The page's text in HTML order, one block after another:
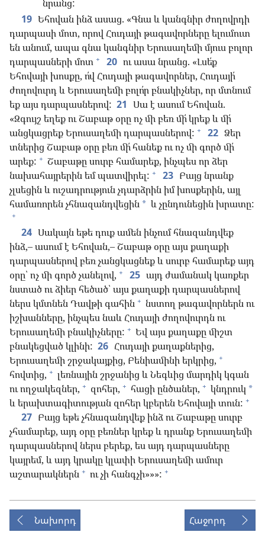
նրանց:
19 Եհովան ինձ ասաց. «Գնա և կանգնիր ժողովրդի
դարպասի մոտ, որով Հուդայի թագավորները ելումուտ
են անում, ապա գնա կանգնիր Երուսաղեմի մյուս բոլոր
դարպասների մոտ + 20 ու ասա նրանց. «Լսե՛ք
Եհովայի խոսքը, ո՛վ Հուդայի թագավորներ, Հուդայի՛
ժողովուրդ և Երուսաղեմի բոլո՛ր բնակիչներ, որ մտնում
եք այս դարպասներով: 21 Սա է ասում Եհովան.
«Զգույշ եղեք ու Շաբաթ օրը ոչ մի բեռ մի՛ կրեք և մի՛
անցկացրեք Երուսաղեմի դարպասներով: + 22 Ձեր
տներից Շաբաթ օրը բեռ մի՛ հանեք ու ոչ մի գործ մի՛
արեք: + Շաբաթը սուրբ համարեք, ինչպես որ ձեր
նախահայրերին եմ պատվիրել: + 23 Բայց նրանք
չլսեցին և ուշադրություն չդարձրին իմ խոսքերին, այլ
համառորեն չհնազանդվեցին * և չընդունեցին խրատը:
+
24 Սակայն եթե դուք ամեն ինչում հնազանդվեք
ինձ,– ասում է Եհովան,– Շաբաթ օրը այս քաղաքի
դարպասներով բեռ չանցկացնեք և սուրբ համարեք այդ
օրը՝ ոչ մի գործ չանելով, + 25 այդ ժամանակ կառքեր
նստած ու ձիեր հեծած՝ այս քաղաքի դարպասներով
ներս կմտնեն Դավթի գահին + նստող թագավորներն ու
իշխանները, ինչպես նաև Հուդայի ժողովուրդն ու
Երուսաղեմի բնակիչները: + Եվ այս քաղաքը միշտ
բնակեցված կլինի: 26 Հուդայի քաղաքներից,
Երուսաղեմի շրջակայքից, Բենիամինի երկրից, +
հովտից, + լեռնային շրջանից և Նեգևից մարդիկ կգան
ու ողջակեզներ, + զոհեր, + հացի ընծաներ, + կնդրուկ *
և երախտագիտության զոհեր կբերեն Եհովայի տուն: +
27 Բայց եթե չհնազանդվեք ինձ ու Շաբաթը սուրբ
չհամարեք, այդ օրը բեռներ կրեք և դրանք Երուսաղեմի
դարպասներով ներս բերեք, ես այդ դարպասները
կայրեմ, և այդ կրակը կլափի Երուսաղեմի ամուր
աշտարակներն + ու չի հանգչի»»»: +
Նախորդ Հաջորդ